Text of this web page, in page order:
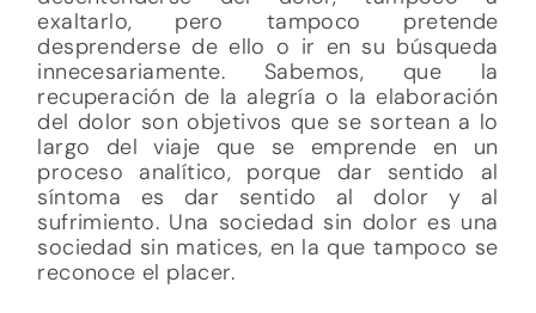
exaltarlo, pero tampoco pretende
desprenderse de ello o ir en su búsqueda
innecesariamente. Sabemos, que la
recuperación de la alegría o la elaboración
del dolor son objetivos que se sortean a lo
largo del viaje que se emprende en un
proceso analítico, porque dar sentido al
síntoma es dar sentido al dolor y al
sufrimiento. Una sociedad sin dolor es una
sociedad sin matices, en la que tampoco se
reconoce el placer.